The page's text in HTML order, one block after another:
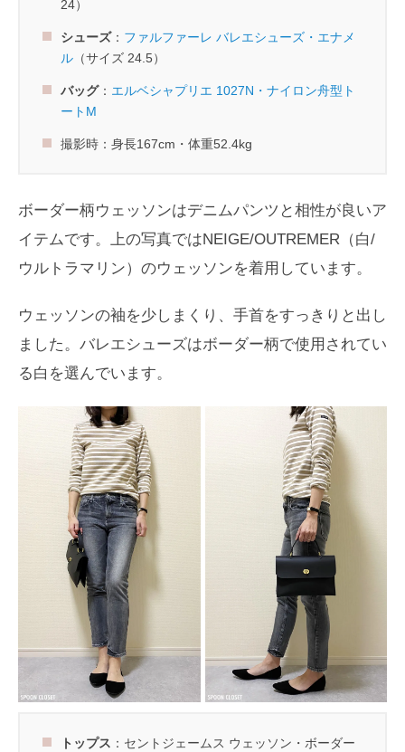
24）
シューズ： ファルファーレ バレエシューズ・エナメ
ル （サイズ 24.5）
バッグ： エルベシャプリエ 1027N・ナイロン舟型ト
ートM
撮影時：身長167cm・体重52.4kg
ボーダー柄ウェッソンはデニムパンツと相性が良いア
イテムです。上の写真ではNEIGE/OUTREMER（白/
ウルトラマリン）のウェッソンを着用しています。
ウェッソンの袖を少しまくり、手首をすっきりと出し
ました。バレエシューズはボーダー柄で使用されてい
る白を選んでいます。
トップス ：セントジェームス ウェッソン・ボーダー